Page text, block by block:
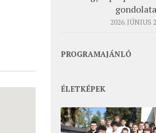
gondolata
2026. JÚNIUS
PROGRAMAJÁNLÓ
ÉLETKÉPEK